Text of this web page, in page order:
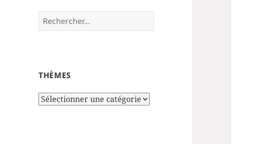
Rechercher :
THÈMES
Thèmes